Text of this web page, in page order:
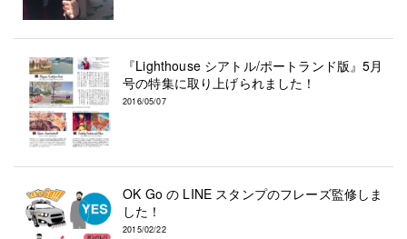
『Lighthouse シアトル/ポートランド版』5月
号の特集に取り上げられました！
2016/05/07
OK Go の LINE スタンプのフレーズ監修しま
した！
2015/02/22